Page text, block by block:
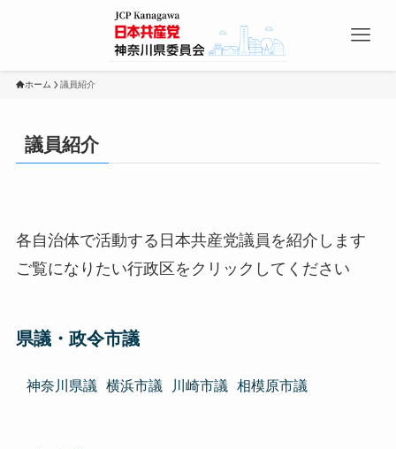
ホーム 議員紹介
議員紹介
各自治体で活動する日本共産党議員を紹介します
ご覧になりたい行政区をクリックしてください
県議・政令市議
神奈川県議 横浜市議 川崎市議 相模原市議